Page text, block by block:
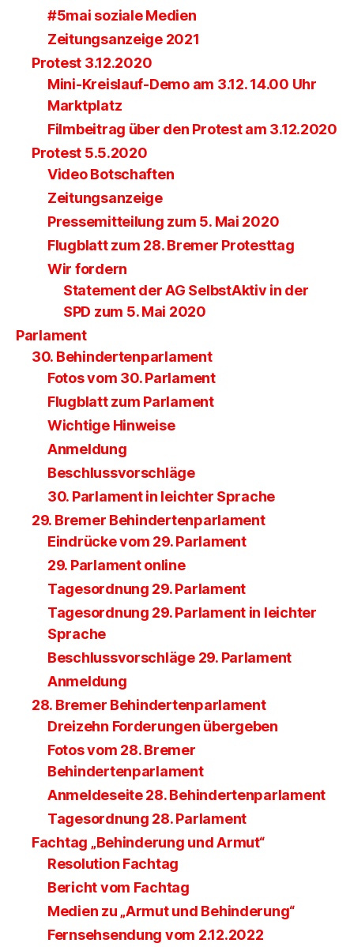
#5mai soziale Medien
Zeitungsanzeige 2021
Protest 3.12.2020
Mini-Kreislauf-Demo am 3.12. 14.00 Uhr
Marktplatz
Filmbeitrag über den Protest am 3.12.2020
Protest 5.5.2020
Video Botschaften
Zeitungsanzeige
Pressemitteilung zum 5. Mai 2020
Flugblatt zum 28. Bremer Protesttag
Wir fordern
Statement der AG SelbstAktiv in der
SPD zum 5. Mai 2020
Parlament
30. Behindertenparlament
Fotos vom 30. Parlament
Flugblatt zum Parlament
Wichtige Hinweise
Anmeldung
Beschlussvorschläge
30. Parlament in leichter Sprache
29. Bremer Behindertenparlament
Eindrücke vom 29. Parlament
29. Parlament online
Tagesordnung 29. Parlament
Tagesordnung 29. Parlament in leichter
Sprache
Beschlussvorschläge 29. Parlament
Anmeldung
28. Bremer Behindertenparlament
Dreizehn Forderungen übergeben
Fotos vom 28. Bremer
Behindertenparlament
Anmeldeseite 28. Behindertenparlament
Tagesordnung 28. Parlament
Fachtag „Behinderung und Armut“
Resolution Fachtag
Bericht vom Fachtag
Medien zu „Armut und Behinderung“
Fernsehsendung vom 2.12.2022